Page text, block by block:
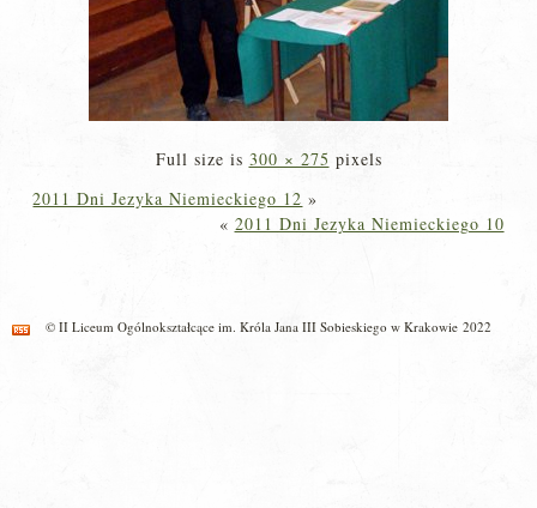
Full size is 300 × 275 pixels
2011 Dni Jezyka Niemieckiego 12 »
« 2011 Dni Jezyka Niemieckiego 10
© II Liceum Ogólnokształcące im. Króla Jana III Sobieskiego w Krakowie 2022